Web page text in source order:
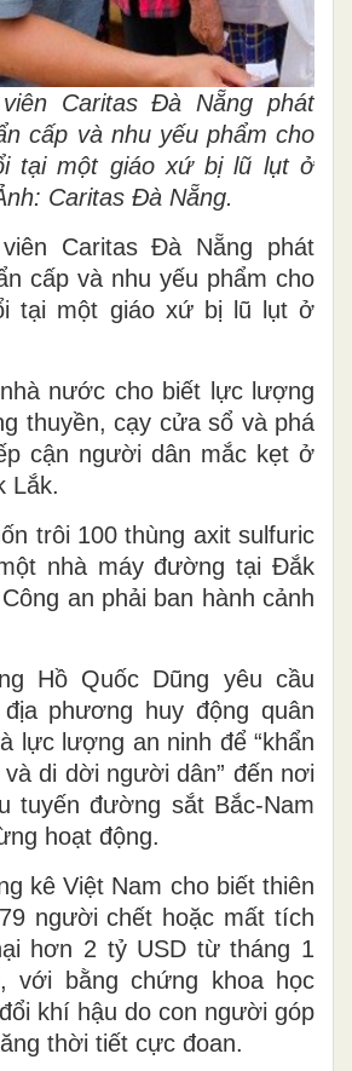
Caritas Đà Nẵng phát
cấp và nhu yếu phẩm cho
tại một giáo xứ bị lũ lụt ở
Caritas Đà Nẵng.
Caritas Đà Nẵng phát
cấp và nhu yếu phẩm cho
tại một giáo xứ bị lũ lụt ở
nước cho biết lực lượng
thuyền, cạy cửa sổ và phá
cận người dân mắc kẹt ở
Lắk.
trôi 100 thùng axit sulfuric
nhà máy đường tại Đắk
an phải ban hành cảnh
Hồ Quốc Dũng yêu cầu
phương huy động quân
lực lượng an ninh để “khẩn
di dời người dân” đến nơi
tuyến đường sắt Bắc-Nam
hoạt động.
kê Việt Nam cho biết thiên
người chết hoặc mất tích
hơn 2 tỷ USD từ tháng 1
với bằng chứng khoa học
khí hậu do con người góp
thời tiết cực đoan.